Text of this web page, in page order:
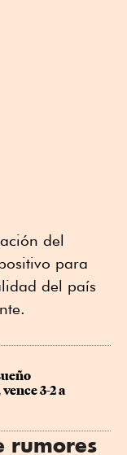
del
para
del país
3-2 a
rumores